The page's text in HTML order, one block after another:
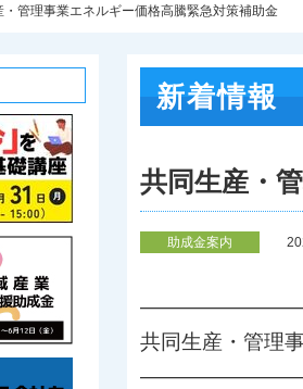
・管理事業エネルギー価格高騰緊急対策補助金
新着情報
共同生産・
助成金案内
共同生産・管理